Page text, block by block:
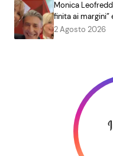
Monica
finita ai margini”
2 Agosto 2026